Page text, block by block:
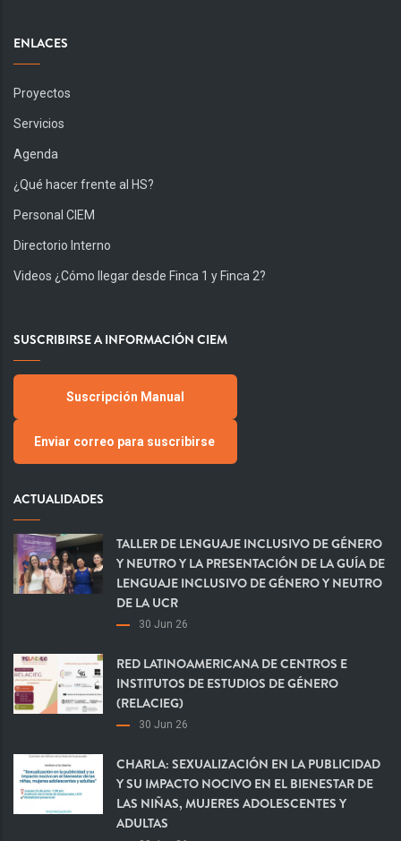
ENLACES
Proyectos
Servicios
Agenda
¿Qué hacer frente al HS?
Personal CIEM
Directorio Interno
Videos ¿Cómo llegar desde Finca 1 y Finca 2?
SUSCRIBIRSE A INFORMACIÓN CIEM
Suscripción Manual
Enviar correo para suscribirse
ACTUALIDADES
TALLER DE LENGUAJE INCLUSIVO DE GÉNERO
Y NEUTRO Y LA PRESENTACIÓN DE LA GUÍA DE
LENGUAJE INCLUSIVO DE GÉNERO Y NEUTRO
DE LA UCR
30 Jun 26
RED LATINOAMERICANA DE CENTROS E
INSTITUTOS DE ESTUDIOS DE GÉNERO
(RELACIEG)
30 Jun 26
CHARLA: SEXUALIZACIÓN EN LA PUBLICIDAD
Y SU IMPACTO NOCIVO EN EL BIENESTAR DE
LAS NIÑAS, MUJERES ADOLESCENTES Y
ADULTAS